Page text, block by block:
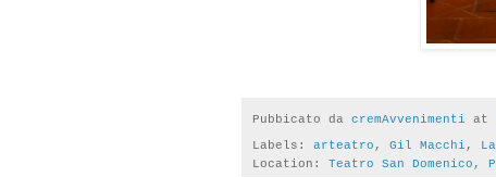
Pubbicato da cremAvvenimenti at
Labels: arteatro , Gil Macchi ,
Location: Teatro San